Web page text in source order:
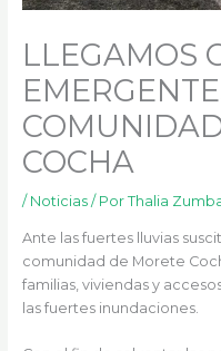
LLEGAMOS
COCHA
/ Noticias/ Por Thalia
Ante las fuertes lluvias
comunidad de Morete
familias, viviendas y
las fuertes inundaciones.